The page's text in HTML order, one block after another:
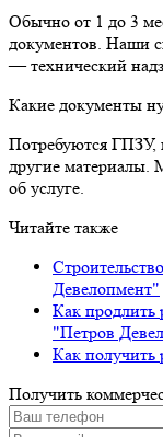
Обычно от 1 до 3
документов. Наши
— технический
Какие документы
Потребуются ГПЗУ,
другие
об услуге.
Читайте также
Девелопмент"
Как продлить
"Петров
Как получить
Получить